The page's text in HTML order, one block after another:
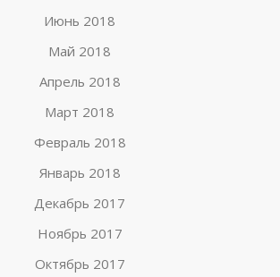
Июнь 2018
Май 2018
Апрель 2018
Март 2018
Февраль 2018
Январь 2018
Декабрь 2017
Ноябрь 2017
Октябрь 2017